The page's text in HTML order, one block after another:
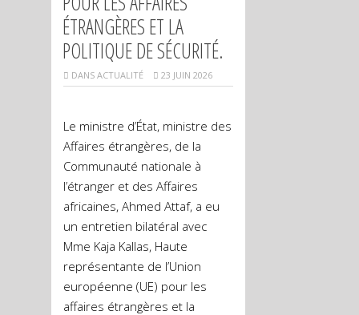
ÉTRANGÈRES ET LA
POLITIQUE DE SÉCURITÉ.
DANS ACTUALITÉ 23 JUIN 2026
Le ministre d’État, ministre des
Affaires étrangères, de la
Communauté nationale à
l’étranger et des Affaires
africaines, Ahmed Attaf, a eu
un entretien bilatéral avec
Mme Kaja Kallas, Haute
représentante de l’Union
européenne (UE) pour les
affaires étrangères et la